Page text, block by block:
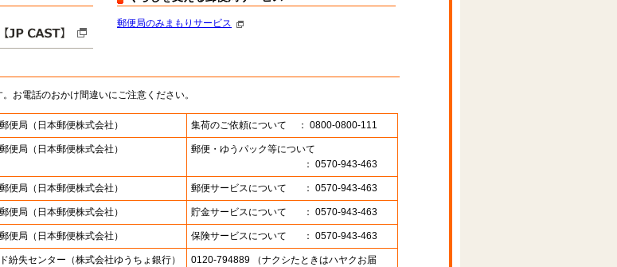
郵便局のみまもりサービス
お電話のおかけ間違いにご注意ください。
便局 （日本郵便株式会社） 集荷のご依頼について ： 0800-0800-111
便局 （日本郵便株式会社）
郵便・ゆうパック等について
： 0570-943-463
便局 （日本郵便株式会社） 郵便サービスについて ： 0570-943-463
便局 （日本郵便株式会社） 貯金サービスについて ： 0570-943-463
便局 （日本郵便株式会社） 保険サービスについて ： 0570-943-463
紛失センター （株式会社ゆうちょ銀行） 0120-794889 （ナクシたときはハヤクお届